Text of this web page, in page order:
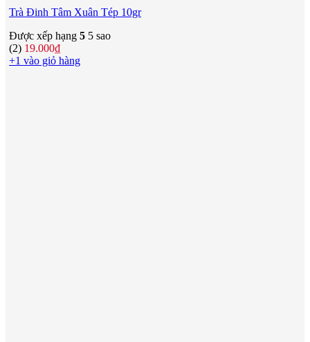
Trà Đinh Tâm Xuân Tép 10gr
Được xếp hạng 5 5 sao
(2) 19.000₫
+1 vào giỏ hàng